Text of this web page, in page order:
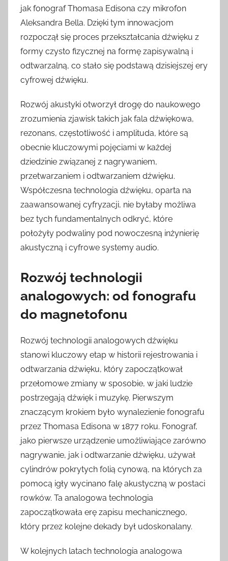
jak fonograf Thomasa Edisona czy mikrofon
Aleksandra Bella. Dzięki tym innowacjom
rozpoczął się proces przekształcania dźwięku z
formy czysto fizycznej na formę zapisywalną i
odtwarzalną, co stało się podstawą dzisiejszej ery
cyfrowej dźwięku.
Rozwój akustyki otworzył drogę do naukowego
zrozumienia zjawisk takich jak fala dźwiękowa,
rezonans, częstotliwość i amplituda, które są
obecnie kluczowymi pojęciami w każdej
dziedzinie związanej z nagrywaniem,
przetwarzaniem i odtwarzaniem dźwięku.
Współczesna technologia dźwięku, oparta na
zaawansowanej cyfryzacji, nie byłaby możliwa
bez tych fundamentalnych odkryć, które
położyły podwaliny pod nowoczesną inżynierię
akustyczną i cyfrowe systemy audio.
Rozwój technologii
analogowych: od fonografu
do magnetofonu
Rozwój technologii analogowych dźwięku
stanowi kluczowy etap w historii rejestrowania i
odtwarzania dźwięku, który zapoczątkował
przełomowe zmiany w sposobie, w jaki ludzie
postrzegają dźwięk i muzykę. Pierwszym
znaczącym krokiem było wynalezienie fonografu
przez Thomasa Edisona w 1877 roku. Fonograf,
jako pierwsze urządzenie umożliwiające zarówno
nagrywanie, jak i odtwarzanie dźwięku, używał
cylindrów pokrytych folią cynową, na których za
pomocą igły wycinano falę akustyczną w postaci
rowków. Ta analogowa technologia
zapoczątkowała erę zapisu mechanicznego,
który przez kolejne dekady był udoskonalany.
W kolejnych latach technologia analogowa